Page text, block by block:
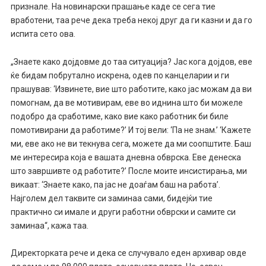
признале. На новинарски прашање каде се сега тие
вработени, таа рече дека треба некој друг да ги казни и да го
испита сето ова.
„Знаете како дојдовме до таа ситуација? Јас кога дојдов, еве
ќе бидам побрутално искрена, одев по канцеларии и ги
прашував: ‘Извинете, вие што работите, како јас можам да ви
помогнам, да ве мотивирам, еве во иднина што би можеле
подобро да сработиме, како вие како работник би биле
помотивирани да работиме?’ И тој вели: ‘Па не знам.’ ‘Кажете
ми, еве ако не ви текнува сега, можете да ми соопштите. Баш
ме интересира која е вашата дневна обврска. Еве денеска
што завршивте од работите?’ После моите инсистирања, ми
викаат: ‘Знаете како, па јас не доаѓам баш на работа’.
Најголем дел таквите си заминаа сами, бидејќи тие
практично си имале и други работни обврски и самите си
заминаа“, кажа таа.
Директорката рече и дека се случувало еден архивар овде